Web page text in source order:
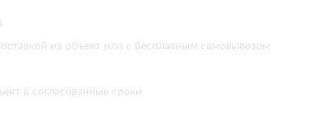
на объект или с бесплатным самовывозом
в согласованные сроки